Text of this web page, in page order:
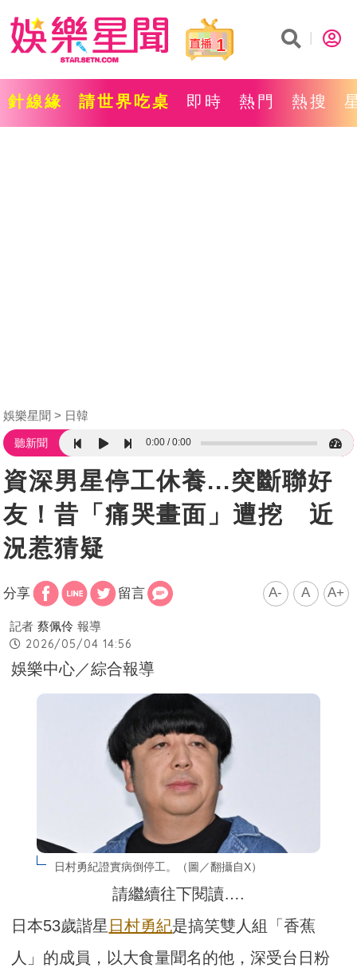
1
針線緣 請世界吃桌 即時 熱門 熱搜
娛樂星聞 日韓
聽新聞 0:00 0:00
資深男星停工休養...突斷聯好
友！昔「痛哭畫面」遭挖 近
況惹猜疑
分享 留言 A- A A+
記者 蔡佩伶 報導
2026/05/04 14:56
娛樂中心／綜合報導
日村勇紀證實病倒停工。（圖／翻攝自X）
請繼續往下閱讀….
日本53歲諧星 日村勇紀是搞笑雙人組「香蕉
人」的成員，以大食量聞名的他，深受台日粉